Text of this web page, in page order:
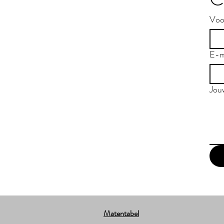
E-
Matentabel